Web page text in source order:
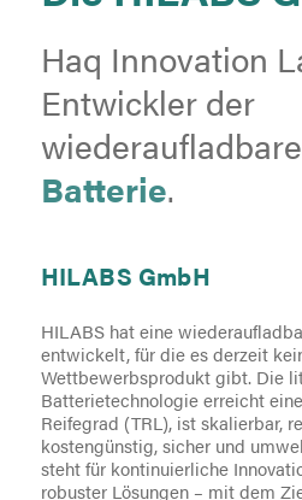
Haq Innovation
Entwickler der
Batterie.
HILABS GmbH
HILABS hat eine
entwickelt, für die es derzeit
Wettbewerbsprodukt gibt. Die
Batterietechnologie erreicht
Reifegrad (TRL), ist skalierbar,
kostengünstig, sicher und
steht für kontinuierliche
robuster Lösungen – mit dem